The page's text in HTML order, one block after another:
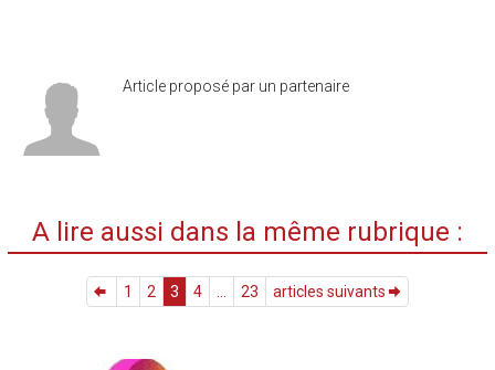
Article proposé par un partenaire
A lire aussi dans la même rubrique :
1 2 3 4 23 articles suivants